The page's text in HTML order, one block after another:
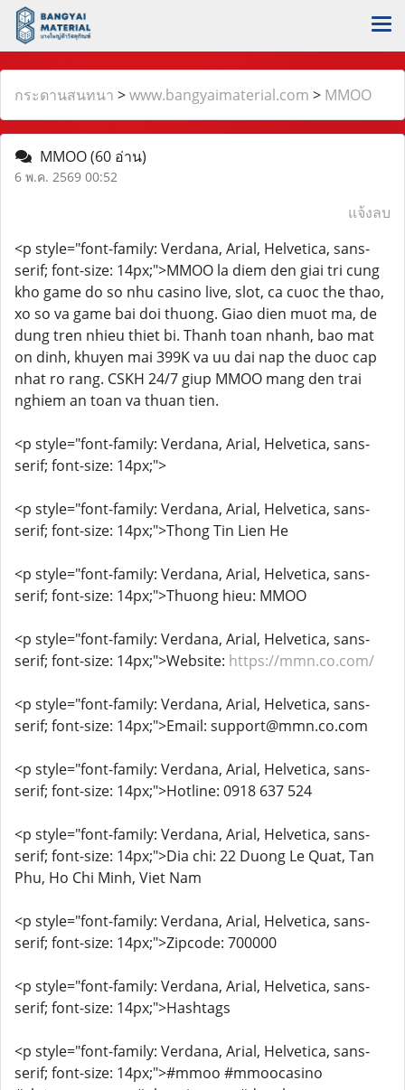
กระดานสนทนา >www.bangyaimaterial.com > MMOO
MMOO(60 อ่าน)
6 พ.ค. 2569 00:52
แจ้งลบ
<p style="font-family: Verdana, Arial, Helvetica, sans-
serif; font-size: 14px;">MMOO la diem den giai tri cung
kho game do so nhu casino live, slot, ca cuoc the thao,
xo so va game bai doi thuong. Giao dien muot ma, de
dung tren nhieu thiet bi. Thanh toan nhanh, bao mat
on dinh, khuyen mai 399K va uu dai nap the duoc cap
nhat ro rang. CSKH 24/7 giup MMOO mang den trai
nghiem an toan va thuan tien.
<p style="font-family: Verdana, Arial, Helvetica, sans-
serif; font-size: 14px;">
<p style="font-family: Verdana, Arial, Helvetica, sans-
serif; font-size: 14px;">Thong Tin Lien He
<p style="font-family: Verdana, Arial, Helvetica, sans-
serif; font-size: 14px;">Thuong hieu: MMOO
<p style="font-family: Verdana, Arial, Helvetica, sans-
serif; font-size: 14px;">Website: https://mmn.co.com/
<p style="font-family: Verdana, Arial, Helvetica, sans-
serif; font-size: 14px;">Email: support@mmn.co.com
<p style="font-family: Verdana, Arial, Helvetica, sans-
serif; font-size: 14px;">Hotline: 0918 637 524
<p style="font-family: Verdana, Arial, Helvetica, sans-
serif; font-size: 14px;">Dia chi: 22 Duong Le Quat, Tan
Phu, Ho Chi Minh, Viet Nam
<p style="font-family: Verdana, Arial, Helvetica, sans-
serif; font-size: 14px;">Zipcode: 700000
<p style="font-family: Verdana, Arial, Helvetica, sans-
serif; font-size: 14px;">Hashtags
<p style="font-family: Verdana, Arial, Helvetica, sans-
serif; font-size: 14px;">#mmoo #mmoocasino